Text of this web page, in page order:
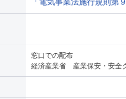
「電気事業法施行規則第
窓口での配布
経済産業省 産業保安・安全